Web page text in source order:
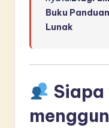
Buku
Lunak
Siapa